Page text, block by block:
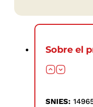
Sobre el
SNIES: